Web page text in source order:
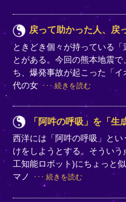
戻って助かった人、戻
ときどき個々が持っている
とがある。今回の熊本地震
ち、爆発事故が起こった「
代の女
続きを読む
「阿吽の呼吸」を「
西洋には「阿吽の呼吸」と
けをしようとする。そうい
工知能ロボット)にちょっと
マノ
続きを読む